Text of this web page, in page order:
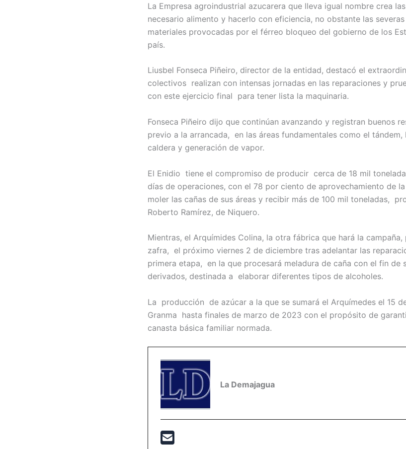
La Empresa agroindustrial azucarera que lleva igual nombre crea
necesario alimento y hacerlo con eficiencia, no obstante las
materiales provocadas por el férreo bloqueo del gobierno de los
país.
Liusbel Fonseca Piñeiro, director de la entidad, destacó el
colectivos realizan con intensas jornadas en las reparaciones y
con este ejercicio final para tener lista la maquinaria.
Fonseca Piñeiro dijo que continúan avanzando y registran buenos
previo a la arrancada, en las áreas fundamentales como el
caldera y generación de vapor.
El Enidio tiene el compromiso de producir cerca de 18 mil
días de operaciones, con el 78 por ciento de aprovechamiento de
moler las cañas de sus áreas y recibir más de 100 mil toneladas,
Roberto Ramírez, de Niquero.
Mientras, el Arquímides Colina, la otra fábrica que hará la
zafra, el próximo viernes 2 de diciembre tras adelantar las
primera etapa, en la que procesará meladura de caña con el fin de
derivados, destinada a elaborar diferentes tipos de alcoholes.
La producción de azúcar a la que se sumará el Arquímedes el 15
Granma hasta finales de marzo de 2023 con el propósito de
canasta básica familiar normada.
La Demajagua